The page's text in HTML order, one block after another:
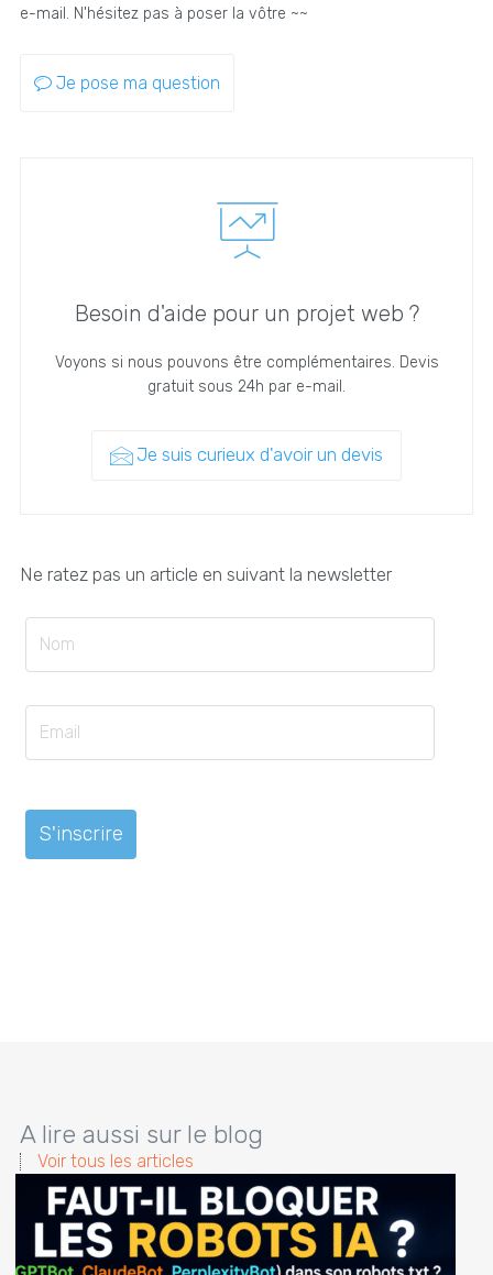
e-mail. N'hésitez pas à poser la vôtre ~~
Je pose ma question
Besoin d'aide pour un projet web ?
Voyons si nous pouvons être complémentaires. Devis
gratuit sous 24h par e-mail.
Je suis curieux d'avoir un devis
Ne ratez pas un article en suivant la newsletter
A lire aussi sur le blog
Voir tous les articles